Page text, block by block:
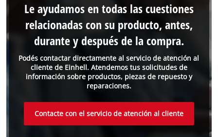
Podés contactar directamente al servicio de atención al
cliente de Einhell. Atendemos tus solicitudes de
información sobre productos, piezas de repuesto y
reparaciones.
Le ayudamos en todas las cuestiones
relacionadas con su producto, antes,
durante y después de la compra.
Contacte con el servicio de atención al cliente